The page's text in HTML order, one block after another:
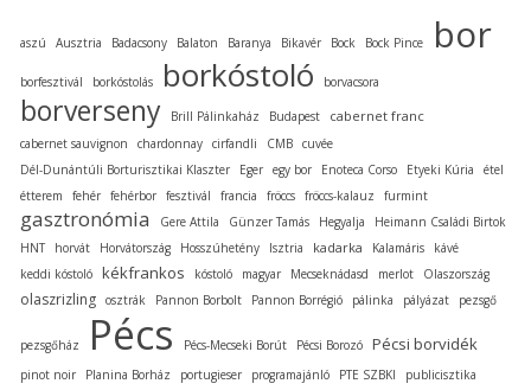
aszú Ausztria Badacsony Balaton Baranya Bikavér Bock Bock Pince bor
borfesztivál borkóstolás borkóstoló borvacsora
borverseny Brill Pálinkaház Budapest cabernet franc
cabernet sauvignon chardonnay cirfandli CMB cuvée
Dél-Dunántúli Borturisztikai Klaszter
Eger egy bor Enoteca Corso Etyeki Kúria
étel
étterem
fehér fehérbor fesztivál francia fröccs fröccs-kalauz furmint
gasztronómia Gere Attila Günzer Tamás Hegyalja
Heimann Családi Birtok
HNT
horvát Horvátország Hosszúhetény Isztria kadarka Kalamáris
kávé
keddi kóstoló kékfrankos kóstoló magyar Mecseknádasd merlot Olaszország
olaszrizling osztrák Pannon Borbolt Pannon Borrégió pálinka pályázat pezsgő
pezsgőház Pécs Pécs-Mecseki Borút Pécsi Borozó Pécsi borvidék
pinot noir Planina Borház portugieser programajánló PTE SZBKI
publicisztika